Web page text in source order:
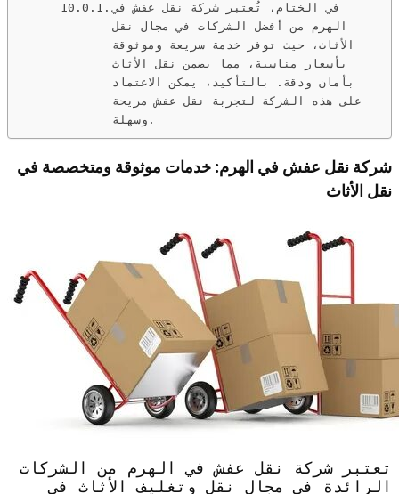
في الختام، تُعتبر شركة نقل عفش في
الهرم من أفضل الشركات في مجال نقل
الأثاث، حيث توفر خدمة سريعة وموثوقة
بأسعار مناسبة، مما يضمن نقل الأثاث
بأمان ودقة. بالتأكيد، يمكن الاعتماد
على هذه الشركة لتجربة نقل عفش مريحة
وسهلة.
شركة نقل عفش في الهرم: خدمات موثوقة ومتخصصة في
نقل الأثاث
تعتبر شركة نقل عفش في الهرم من الشركات
الرائدة في مجال نقل وتغليف الأثاث في